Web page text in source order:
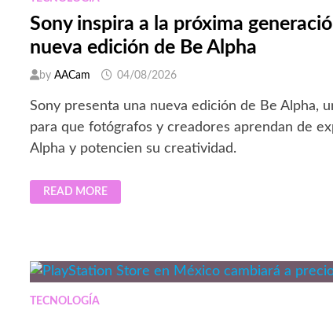
Sony inspira a la próxima
nueva edición de Be Alpha
byAACam 04/08/2026
Sony presenta una nueva edición de Be Alpha,
para que fotógrafos y creadores aprendan de
Alpha y potencien su creatividad.
SONY
INSPIRA
CREADORES
CON
NUEVA
EDICIÓN
DE
READ MORE
TECNOLOGÍA